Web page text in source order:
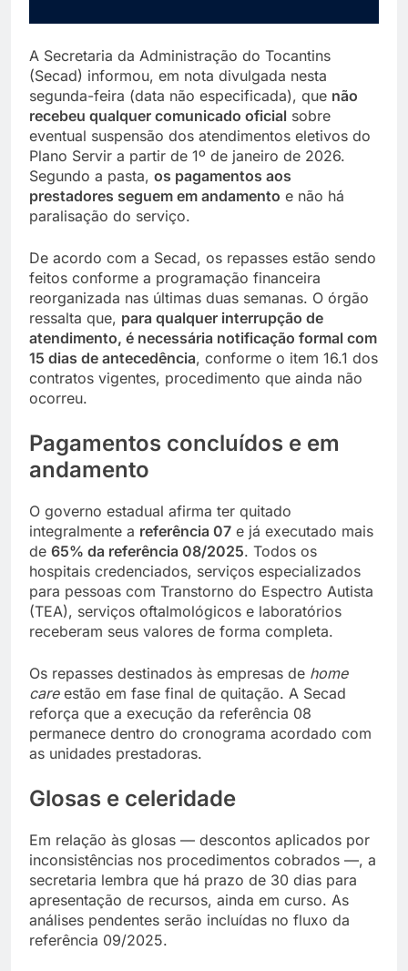
A Secretaria da Administração do Tocantins
(Secad) informou, em nota divulgada nesta
segunda-feira (data não especificada), que não
recebeu qualquer comunicado oficial sobre
eventual suspensão dos atendimentos eletivos do
Plano Servir a partir de 1º de janeiro de 2026.
Segundo a pasta, os pagamentos aos
prestadores seguem em andamento e não há
paralisação do serviço.
De acordo com a Secad, os repasses estão sendo
feitos conforme a programação financeira
reorganizada nas últimas duas semanas. O órgão
ressalta que, para qualquer interrupção de
atendimento, é necessária notificação formal com
15 dias de antecedência, conforme o item 16.1 dos
contratos vigentes, procedimento que ainda não
ocorreu.
Pagamentos concluídos e em
andamento
O governo estadual afirma ter quitado
integralmente a referência 07 e já executado mais
de 65% da referência 08/2025. Todos os
hospitais credenciados, serviços especializados
para pessoas com Transtorno do Espectro Autista
(TEA), serviços oftalmológicos e laboratórios
receberam seus valores de forma completa.
Os repasses destinados às empresas de home
careestão em fase final de quitação. A Secad
reforça que a execução da referência 08
permanece dentro do cronograma acordado com
as unidades prestadoras.
Glosas e celeridade
Em relação às glosas — descontos aplicados por
inconsistências nos procedimentos cobrados —, a
secretaria lembra que há prazo de 30 dias para
apresentação de recursos, ainda em curso. As
análises pendentes serão incluídas no fluxo da
referência 09/2025.